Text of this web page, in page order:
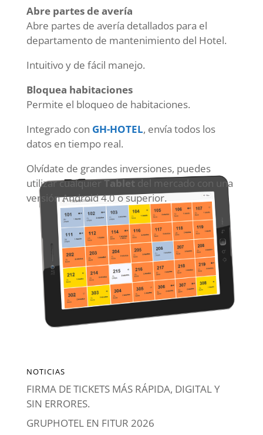
Abre partes de avería
Abre partes de avería detallados para el
departamento de mantenimiento del Hotel.
Intuitivo y de fácil manejo.
Bloquea habitaciones
Permite el bloqueo de habitaciones.
Integrado con GH-HOTEL, envía todos los
datos en tiempo real.
Olvídate de grandes inversiones, puedes
utilizar cualquierTabletdel mercado con una
versión Android 4.0 o superior.
NOTICIAS
FIRMA DE TICKETS MÁS RÁPIDA, DIGITAL Y
SIN ERRORES.
GRUPHOTEL EN FITUR 2026